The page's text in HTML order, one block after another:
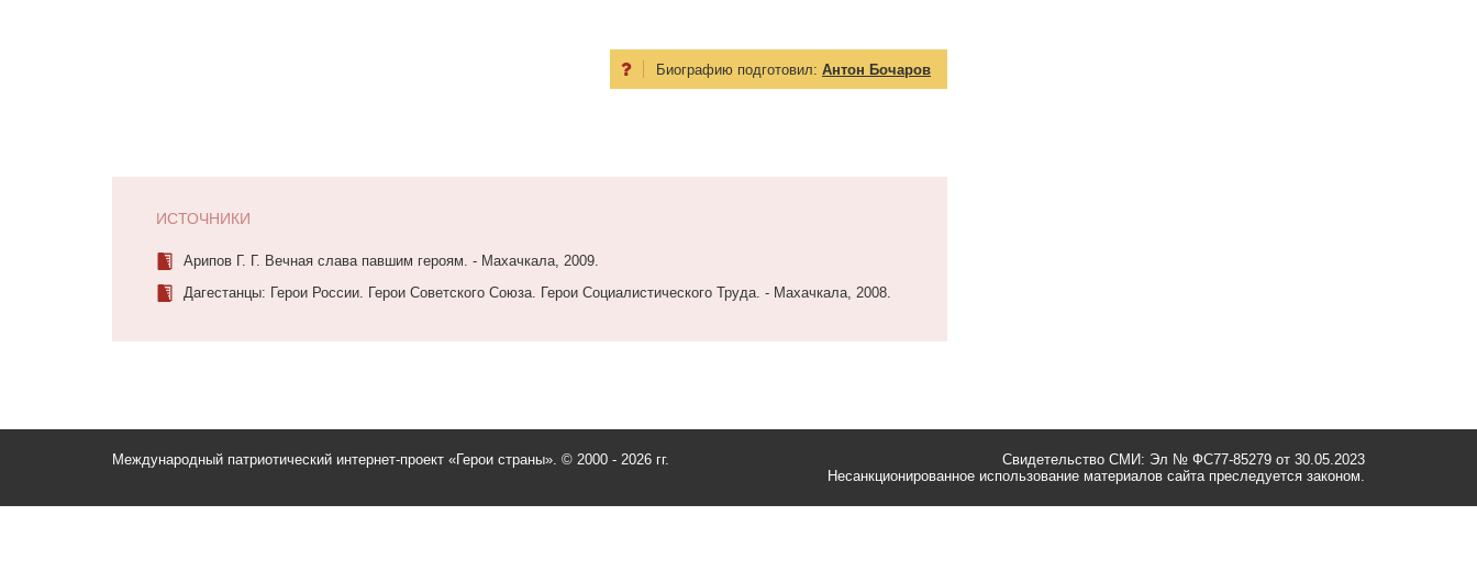
Биографию подготовил: Антон Бочаров
ИСТОЧНИКИ
Арипов Г. Г. Вечная слава павшим героям. - Махачкала, 2009.
Дагестанцы: Герои России. Герои Советского Союза. Герои Социалистического Труда. - Махачкала, 2008.
Международный патриотический интернет-проект «Герои страны». © 2000 - 2026 гг.
Свидетельство СМИ: Эл № ФС77-85279 от 30.05.2023
Несанкционированное использование материалов сайта преследуется законом.